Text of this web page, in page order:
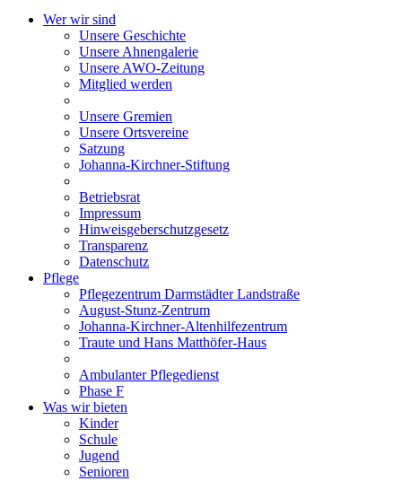
Wer wir sind
Unsere Geschichte
Unsere Ahnengalerie
Unsere AWO-Zeitung
Mitglied werden
Unsere Gremien
Unsere Ortsvereine
Satzung
Johanna-Kirchner-Stiftung
Betriebsrat
Impressum
Hinweisgeberschutzgesetz
Transparenz
Datenschutz
Pflege
Pflegezentrum Darmstädter Landstraße
August-Stunz-Zentrum
Johanna-Kirchner-Altenhilfezentrum
Traute und Hans Matthöfer-Haus
Ambulanter Pflegedienst
Phase F
Was wir bieten
Kinder
Schule
Jugend
Senioren